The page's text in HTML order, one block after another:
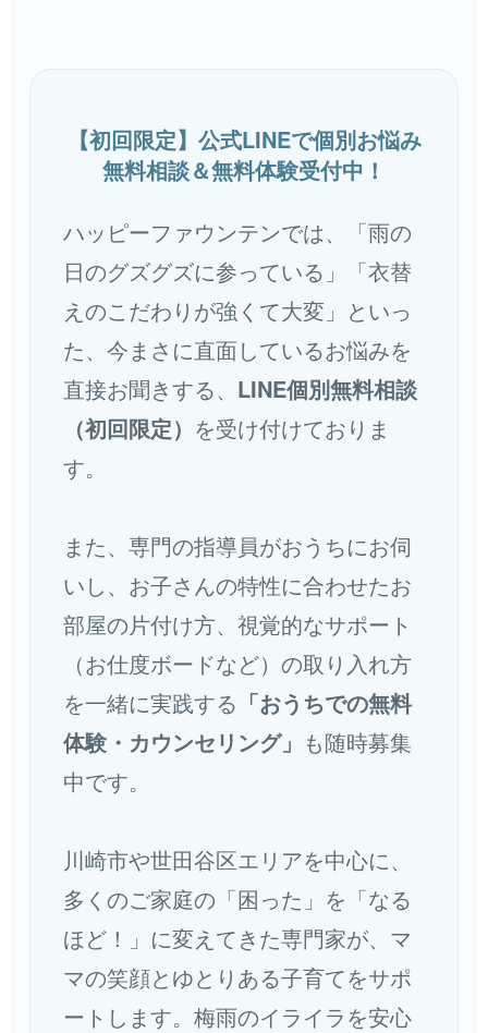
【初回限定】公式LINEで個別お悩み
無料相談＆無料体験受付中！
ハッピーファウンテンでは、「雨の
日のグズグズに参っている」「衣替
えのこだわりが強くて大変」といっ
た、今まさに直面しているお悩みを
直接お聞きする、 LINE個別無料相談
（初回限定） を受け付けておりま
す。
また、専門の指導員がおうちにお伺
いし、お子さんの特性に合わせたお
部屋の片付け方、視覚的なサポート
（お仕度ボードなど）の取り入れ方
を一緒に実践する 「おうちでの無料
体験・カウンセリング」 も随時募集
中です。
川崎市や世田谷区エリアを中心に、
多くのご家庭の「困った」を「なる
ほど！」に変えてきた専門家が、マ
マの笑顔とゆとりある子育てをサポ
ートします。梅雨のイライラを安心